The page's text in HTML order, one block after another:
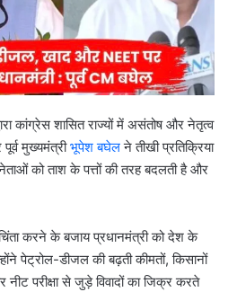
कांग्रेस शासित राज्यों में असंतोष और नेतृत्व
मुख्यमंत्रीभूपेश बघेलने तीखी प्रतिक्रिया
को ताश के पत्तों की तरह बदलती है और
करने के बजाय प्रधानमंत्री को देश के
पेट्रोल-डीजल की बढ़ती कीमतों, किसानों
परीक्षा से जुड़े विवादों का जिक्र करते